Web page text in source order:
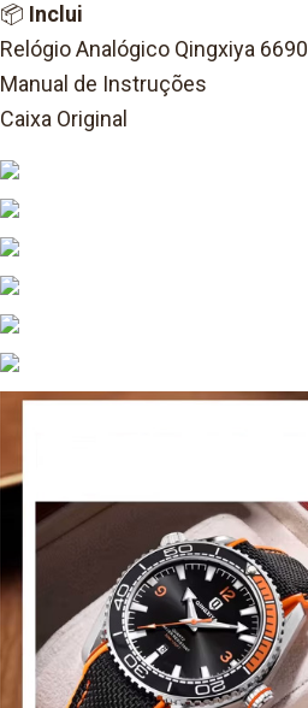
📦 Inclui
Relógio Analógico Qingxiya 6690
Manual de Instruções
Caixa Original